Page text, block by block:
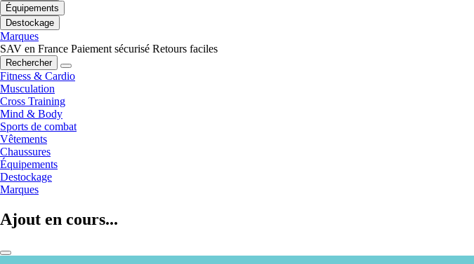
Équipements
Destockage
Marques
SAV en France Paiement sécurisé Retours faciles
Rechercher
Fitness & Cardio
Musculation
Cross Training
Mind & Body
Sports de combat
Vêtements
Chaussures
Équipements
Destockage
Marques
Ajout en cours...